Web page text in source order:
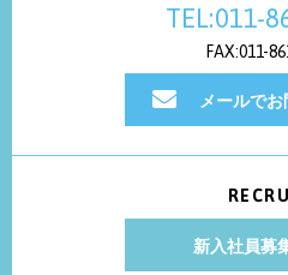
TEL:011-
FAX:011-
メールで
新入社員募